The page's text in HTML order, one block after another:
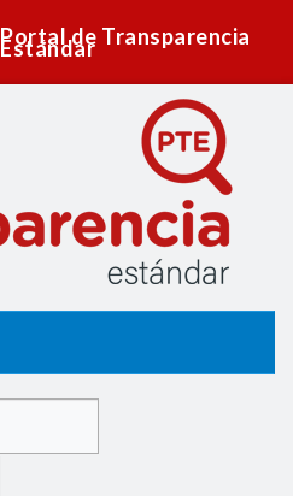
Portal de Transparencia
Estándar